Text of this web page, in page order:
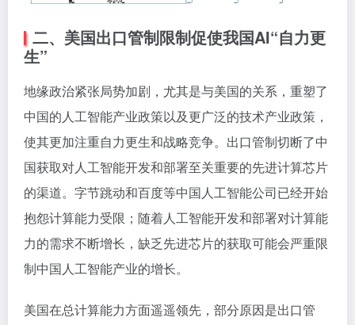
二、美国出口管制限制促使我国AI“自力更
生”
地缘政治紧张局势加剧，尤其是与美国的关系，重塑了
中国的人工智能产业政策以及更广泛的技术产业政策，
使其更加注重自力更生和战略竞争。出口管制切断了中
国获取对人工智能开发和部署至关重要的先进计算芯片
的渠道。字节跳动和百度等中国人工智能公司已经开始
抱怨计算能力受限；随着人工智能开发和部署对计算能
力的需求不断增长，缺乏先进芯片的获取可能会严重限
制中国人工智能产业的增长。
美国在总计算能力方面遥遥领先，部分原因是出口管